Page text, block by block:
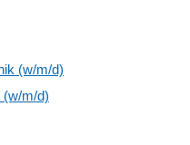
(w/m/d)